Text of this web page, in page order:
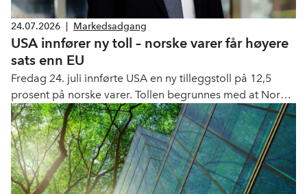
24.07.2026 Markedsadgang
USA innfører ny toll – norske varer får høyere
sats enn EU
Fredag 24. juli innførte USA en ny tilleggstoll på 12,5
prosent på norske varer. Tollen begrunnes med at Norge
ifølge amerikanske myndigheter ikke har tilstrekkelig
forbud mot import av varer produsert med tvangsarbeid.
EU-varer får en lavere sats på 10 prosents tolltak. Den
nye tollen erstatter den midlertidige globale tollen på 10
prosent, som utløp samme dag.